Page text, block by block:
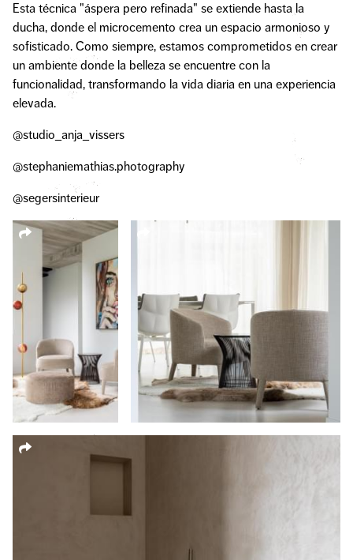
Esta técnica "áspera pero refinada" se extiende hasta la
ducha, donde el microcemento crea un espacio armonioso y
sofisticado. Como siempre, estamos comprometidos en crear
un ambiente donde la belleza se encuentre con la
funcionalidad, transformando la vida diaria en una experiencia
elevada.
@studio_anja_vissers
@stephaniemathias.photography
@segersinterieur